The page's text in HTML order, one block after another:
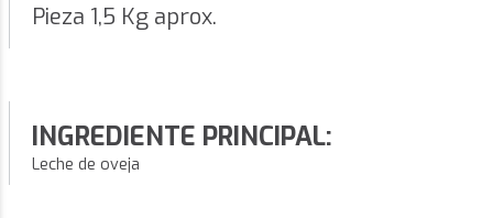
Pieza 1,5 Kg aprox.
INGREDIENTE PRINCIPAL:
Leche de oveja